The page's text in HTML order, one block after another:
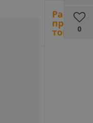
0
Ранее
товары